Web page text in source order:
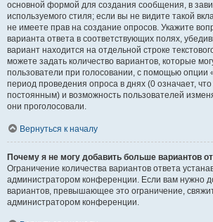
основной формой для создания сообщения, в
используемого стиля; если вы не видите такой
не имеете прав на создание опросов. Укажите
варианта ответа в соответствующих полях,
вариант находится на отдельной строке
можете задать количество вариантов, которые
пользователи при голосовании, с помощью опции
период проведения опроса в днях (0 означает,
постоянным) и возможность пользователей
они проголосовали.
Вернуться к началу
Почему я не могу добавить больше вариантов
Ограничение количества вариантов ответа
администратором конференции. Если вам нужно
вариантов, превышающее это ограничение,
администратором конференции.